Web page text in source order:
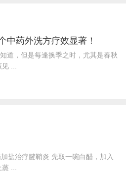
中药外洗方疗效显著！
道，但是每逢换季之时，尤其是春秋
...
盐治疗腱鞘炎 先取一碗白醋，加入
...